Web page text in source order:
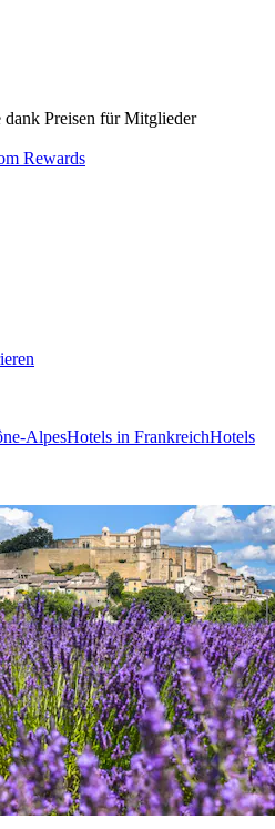
dank Preisen für Mitglieder
Rewards
AlpesHotels in FrankreichHotels